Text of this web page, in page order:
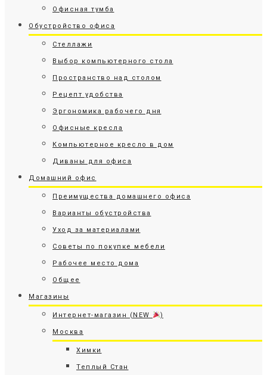
Офисная тумба
Обустройство офиса
Стеллажи
Выбор компьютерного стола
Пространство над столом
Рецепт удобства
Эргономика рабочего дня
Офисные кресла
Компьютерное кресло в дом
Диваны для офиса
Домашний офис
Преимущества домашнего офиса
Варианты обустройства
Уход за материалами
Советы по покупке мебели
Рабочее место дома
Общее
Магазины
Интернет-магазин (NEW )
Москва
Химки
Теплый Стан